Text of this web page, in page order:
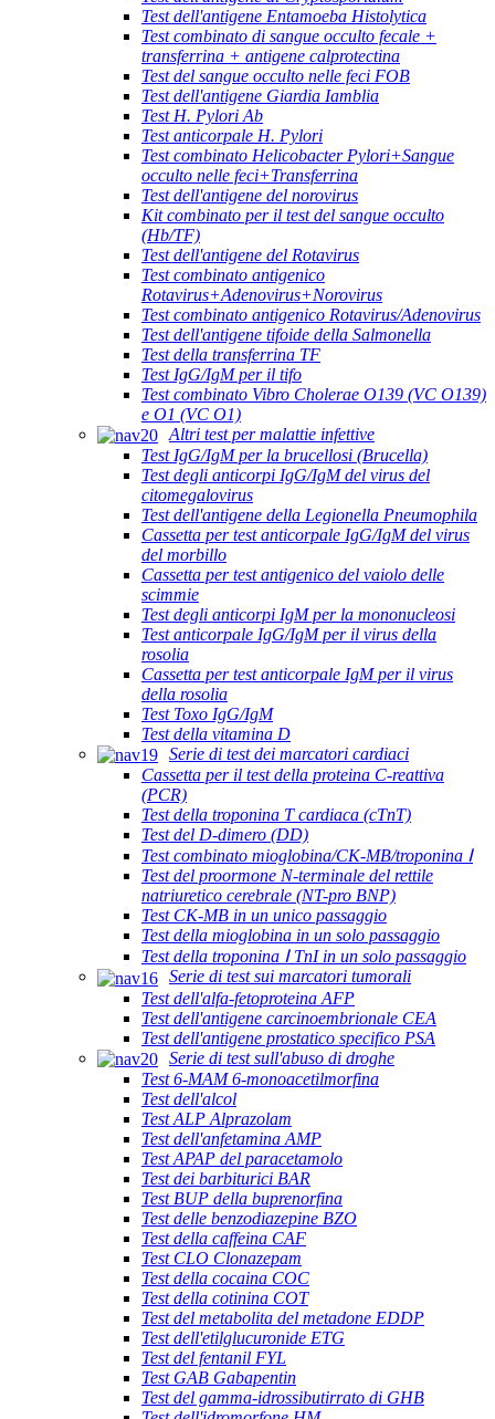
Test dell'antigene Entamoeba Histolytica
Test combinato di sangue occulto fecale +
transferrina + antigene calprotectina
Test del sangue occulto nelle feci FOB
Test dell'antigene Giardia Iamblia
Test H. Pylori Ab
Test anticorpale H. Pylori
Test combinato Helicobacter Pylori+Sangue
occulto nelle feci+Transferrina
Test dell'antigene del norovirus
Kit combinato per il test del sangue occulto
(Hb/TF)
Test dell'antigene del Rotavirus
Test combinato antigenico
Rotavirus+Adenovirus+Norovirus
Test combinato antigenico Rotavirus/Adenovirus
Test dell'antigene tifoide della Salmonella
Test della transferrina TF
Test IgG/IgM per il tifo
Test combinato Vibro Cholerae O139 (VC O139)
e O1 (VC O1)
Altri test per malattie infettive
Test IgG/IgM per la brucellosi (Brucella)
Test degli anticorpi IgG/IgM del virus del
citomegalovirus
Test dell'antigene della Legionella Pneumophila
Cassetta per test anticorpale IgG/IgM del virus
del morbillo
Cassetta per test antigenico del vaiolo delle
scimmie
Test degli anticorpi IgM per la mononucleosi
Test anticorpale IgG/IgM per il virus della
rosolia
Cassetta per test anticorpale IgM per il virus
della rosolia
Test Toxo IgG/IgM
Test della vitamina D
Serie di test dei marcatori cardiaci
Cassetta per il test della proteina C-reattiva
(PCR)
Test della troponina T cardiaca (cTnT)
Test del D-dimero (DD)
Test combinato mioglobina/CK-MB/troponina Ⅰ
Test del proormone N-terminale del rettile
natriuretico cerebrale (NT-pro BNP)
Test CK-MB in un unico passaggio
Test della mioglobina in un solo passaggio
Test della troponina Ⅰ TnI in un solo passaggio
Serie di test sui marcatori tumorali
Test dell'alfa-fetoproteina AFP
Test dell'antigene carcinoembrionale CEA
Test dell'antigene prostatico specifico PSA
Serie di test sull'abuso di droghe
Test 6-MAM 6-monoacetilmorfina
Test dell'alcol
Test ALP Alprazolam
Test dell'anfetamina AMP
Test APAP del paracetamolo
Test dei barbiturici BAR
Test BUP della buprenorfina
Test delle benzodiazepine BZO
Test della caffeina CAF
Test CLO Clonazepam
Test della cocaina COC
Test della cotinina COT
Test del metabolita del metadone EDDP
Test dell'etilglucuronide ETG
Test del fentanil FYL
Test GAB Gabapentin
Test del gamma-idrossibutirrato di GHB